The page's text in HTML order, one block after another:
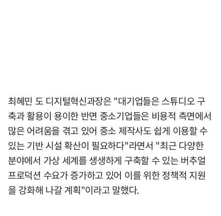
최혜민 도 디지털혁신과장은 "대기업들은 스튜디오 구
축과 활용이 용이한 반면 중소기업들은 비용적 측면에서
많은 어려움을 겪고 있어 중소 제작사도 쉽게 이용할 수
있는 기반 시설 확산이 필요하다"라면서 "최근 다양한
분야에서 가상 세계를 생생하게 구축할 수 있는 버추얼
프로덕션 수요가 증가하고 있어 이를 위한 정책적 지원
을 강화해 나갈 계획"이라고 말했다.